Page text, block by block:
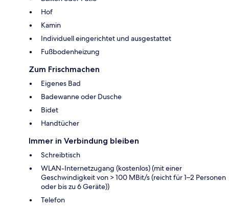
Hof
Kamin
Individuell eingerichtet und ausgestattet
Fußbodenheizung
Zum Frischmachen
Eigenes Bad
Badewanne oder Dusche
Bidet
Handtücher
Immer in Verbindung bleiben
Schreibtisch
WLAN-Internetzugang (kostenlos) (mit einer
Geschwindigkeit von > 100 MBit/s (reicht für 1–2 Personen
oder bis zu 6 Geräte))
Telefon